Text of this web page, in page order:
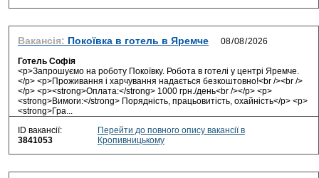
Вакансія: Покоївка в готель в Яремче
Готель Софія
<p>Запрошуємо на роботу Покоївку. Робота в готелі у центрі Яремче.
</p> <p>Проживання і харчування надається безкоштовно!<br /><br />
</p> <p><strong>Оплата:</strong> 1000 грн./день<br /></p> <p>
<strong>Вимоги:</strong> Порядність, працьовитість, охайність</p> <p>
<strong>Гра...
ID вакансії:
3841053
Перейти до повного опису вакансії в
Кропивницькому